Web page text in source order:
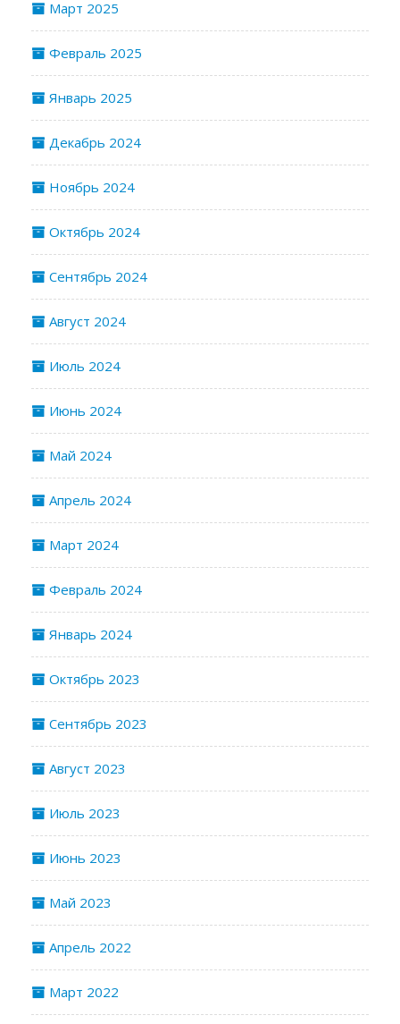
Март 2025
Февраль 2025
Январь 2025
Декабрь 2024
Ноябрь 2024
Октябрь 2024
Сентябрь 2024
Август 2024
Июль 2024
Июнь 2024
Май 2024
Апрель 2024
Март 2024
Февраль 2024
Январь 2024
Октябрь 2023
Сентябрь 2023
Август 2023
Июль 2023
Июнь 2023
Май 2023
Апрель 2022
Март 2022